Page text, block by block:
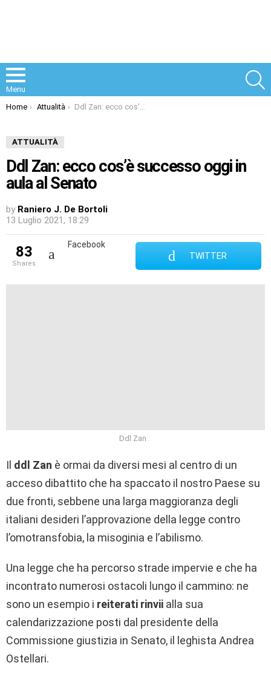
Menu
You are here:
Home Attualità Ddl Zan: ecco cos’è successo oggi in aula al Senato
ATTUALITÀ
Ddl Zan: ecco cos’è successo oggi in
aula al Senato
by Raniero J. De Bortoli
13 Luglio 2021, 18:29
83
shares
Facebook
TWITTER
Ddl Zan
Il ddl Zan è ormai da diversi mesi al centro di un
acceso dibattito che ha spaccato il nostro Paese su
due fronti, sebbene una larga maggioranza degli
italiani desideri l’approvazione della legge contro
l’omotransfobia, la misoginia e l’abilismo.
Una legge che ha percorso strade impervie e che ha
incontrato numerosi ostacoli lungo il cammino: ne
sono un esempio i reiterati rinvii alla sua
calendarizzazione posti dal presidente della
Commissione giustizia in Senato, il leghista Andrea
Ostellari.